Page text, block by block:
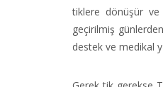
tiklere dönüşür
geçirilmiş
destek ve medikal